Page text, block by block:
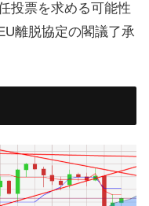
投票を求める可能性
離脱協定の閣議了承